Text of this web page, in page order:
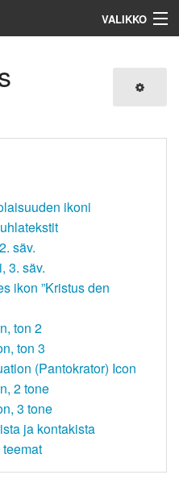
VALIKKO
ikoni
säv.
3. säv.
ikon ”Kristus den
ton 2
ton 3
(Pantokrator) Icon
2 tone
3 tone
ja kontakista